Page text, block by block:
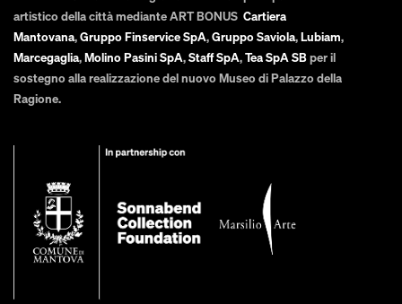
artistico della città mediante ART BONUS Cartiera
Mantovana,Gruppo Finservice SpA,Gruppo Saviola,Lubiam,
Marcegaglia,Molino Pasini SpA,Staff SpA,Tea SpA SBper il
sostegno alla realizzazione del nuovo Museo di Palazzo della
Ragione.